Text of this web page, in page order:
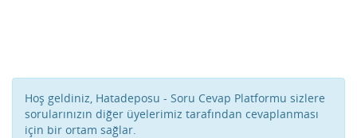
Hoş geldiniz, Hatadeposu - Soru Cevap Platformu sizlere
sorularınızın diğer üyelerimiz tarafından cevaplanması
için bir ortam sağlar.